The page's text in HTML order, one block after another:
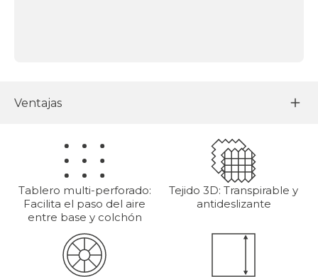
Ventajas
Tablero multi-perforado:
Facilita el paso del aire
entre base y colchón
Tejido 3D: Transpirable y
antideslizante